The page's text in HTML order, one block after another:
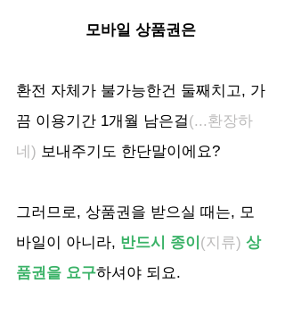
모바일 상품권은
환전 자체가 불가능한건 둘째치고, 가
끔 이용기간 1개월 남은걸 (...환장하
네) 보내주기도 한단말이에요?
그러므로, 상품권을 받으실 때는, 모
바일이 아니라, 반드시 종이 (지류) 상
품권을 요구하셔야 되요.